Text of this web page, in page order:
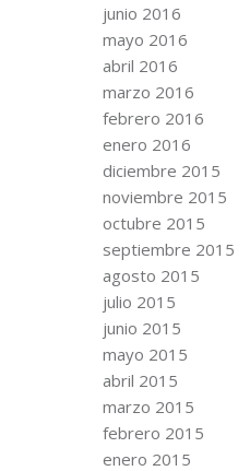
junio 2016
mayo 2016
abril 2016
marzo 2016
febrero 2016
enero 2016
diciembre 2015
noviembre 2015
octubre 2015
septiembre 2015
agosto 2015
julio 2015
junio 2015
mayo 2015
abril 2015
marzo 2015
febrero 2015
enero 2015